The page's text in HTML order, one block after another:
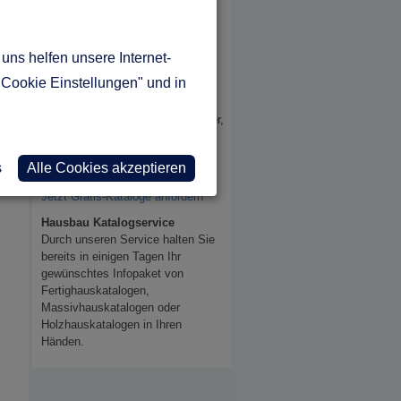
Ihre
Häuser in unterschiedlichen
Lassen Sie sich einfach und
Hausanbieter, egal ob Fertighäuser,
zukommen.
Einfach, sicher und fair.
Jetzt Gratis-Kataloge anfordern
Hausbau Katalogservice
Durch unseren Service halten Sie
bereits in einigen Tagen Ihr
gewünschtes Infopaket von
Fertighauskatalogen,
Massivhauskatalogen oder
Holzhauskatalogen in Ihren
Händen.
helfen unsere Internet-
Einstellungen" und in
Alle Cookies akzeptieren